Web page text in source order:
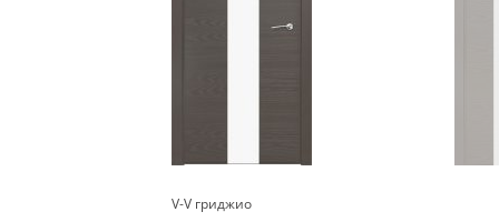
V-V гриджио